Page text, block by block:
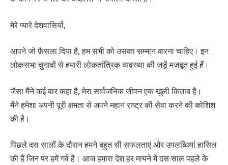
मेरे प्यारे देशवासियों,
आपने जो फ़ैसला दिया है, हम सभी को उसका सम्मान करना चाहिए। इन
लोकसभा चुनावों से हमारी लोकतांत्रिक व्यवस्था की जड़ें मज़बूत हुई हैं।
जैसा मैंने कई बार कहा है, मेरा सार्वजनिक जीवन एक खुली किताब है।
मैंने हमेशा अपनी पूरी क्षमता से अपने महान राष्ट्र की सेवा करने की कोशिश
की है।
पिछले दस सालों के दौरान हमने बहुत सी सफलताएं और उपलब्धियां हासिल
की हैं जिन पर हमें गर्व है। आज हमारा देश हर मायने में दस साल पहले के